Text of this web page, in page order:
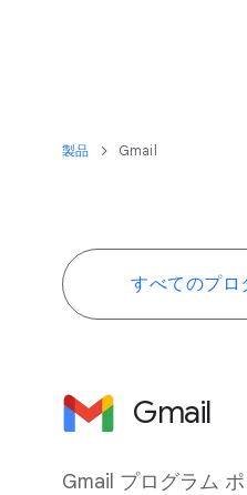
製品 Gmail
すべての​プロ
Gmail
Gmail プログラム